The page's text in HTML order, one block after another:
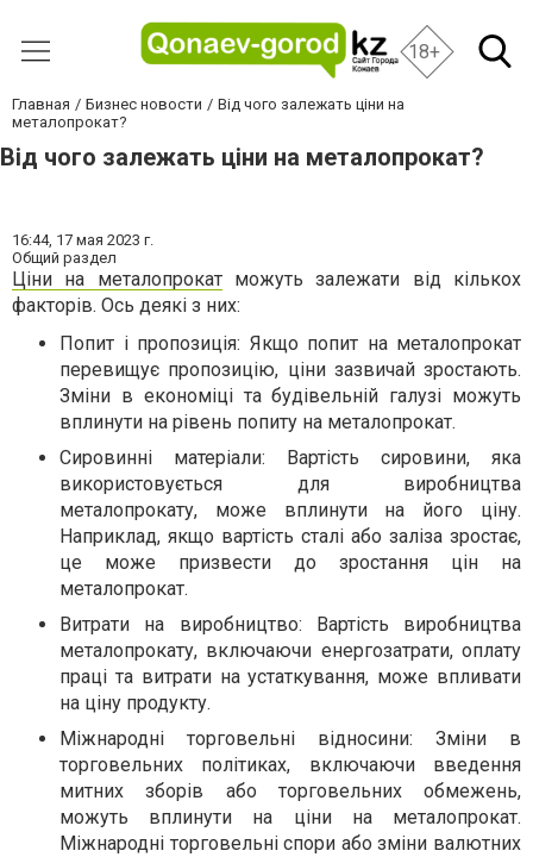
18+
Главная Бизнес новости
Від чого залежать ціни на
металопрокат?
Від чого залежать ціни на металопрокат?
16:44, 17 мая 2023 г.
Общий раздел
Ціни на металопрокатможуть залежати від кількох
факторів. Ось деякі з них:
Попит і пропозиція: Якщо попит на металопрокат
перевищує пропозицію, ціни зазвичай зростають.
Зміни в економіці та будівельній галузі можуть
вплинути на рівень попиту на металопрокат.
Сировинні матеріали: Вартість сировини, яка
використовується для виробництва
металопрокату, може вплинути на його ціну.
Наприклад, якщо вартість сталі або заліза зростає,
це може призвести до зростання цін на
металопрокат.
Витрати на виробництво: Вартість виробництва
металопрокату, включаючи енергозатрати, оплату
праці та витрати на устаткування, може впливати
на ціну продукту.
Міжнародні торговельні відносини: Зміни в
торговельних політиках, включаючи введення
митних зборів або торговельних обмежень,
можуть вплинути на ціни на металопрокат.
Міжнародні торговельні спори або зміни валютних